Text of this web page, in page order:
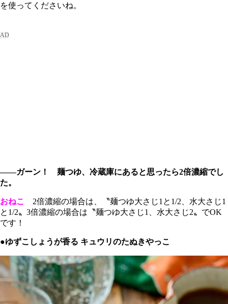
を使ってくださいね。
――ガーン！ 麺つゆ、冷蔵庫にあると思ったら2倍濃縮でし
た。
おねこ
2倍濃縮の場合は、〝麺つゆ大さじ1と1/2、水大さじ1
と1/2〟3倍濃縮の場合は〝麺つゆ大さじ1、水大さじ2〟でOK
です！
●ゆずこしょうが香る キュウリのたぬきやっこ